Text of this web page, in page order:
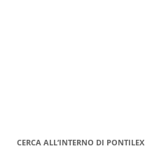
CERCA ALL’INTERNO DI PONTILEX